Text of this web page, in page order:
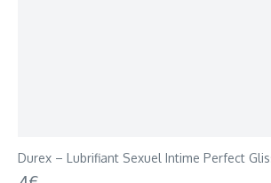
Durex – Lubrifiant Sexuel Intime Perfect